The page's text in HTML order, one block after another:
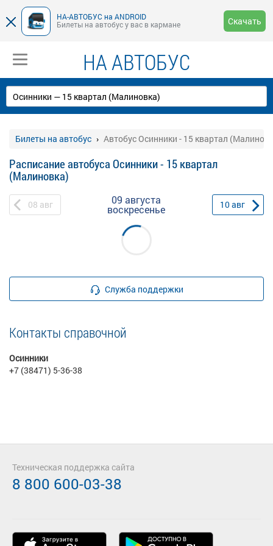
НА-АВТОБУС на ANDROID
Билеты на автобус у вас в кармане
Скачать
НА АВТОБУС
Билеты на автобус Автобус Осинники - 15 квартал
Расписание автобуса Осинники - 15 квартал
(Малиновка)
08 авг 09 августа
воскресенье 10авг
Служба поддержки
Контакты справочной
Осинники
+7 (38471) 5-36-38
Техническая поддержка сайта
8 800 600-03-38